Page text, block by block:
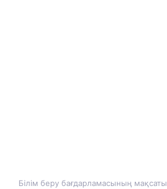
Білім беру бағдарламасының мақсаты